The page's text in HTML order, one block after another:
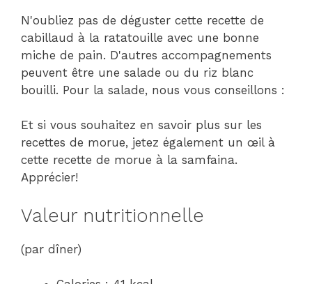
N'oubliez pas de déguster cette recette de
cabillaud à la ratatouille avec une bonne
miche de pain. D'autres accompagnements
peuvent être une salade ou du riz blanc
bouilli. Pour la salade, nous vous conseillons :
Et si vous souhaitez en savoir plus sur les
recettes de morue, jetez également un œil à
cette recette de morue à la samfaina.
Apprécier!
Valeur nutritionnelle
(par dîner)